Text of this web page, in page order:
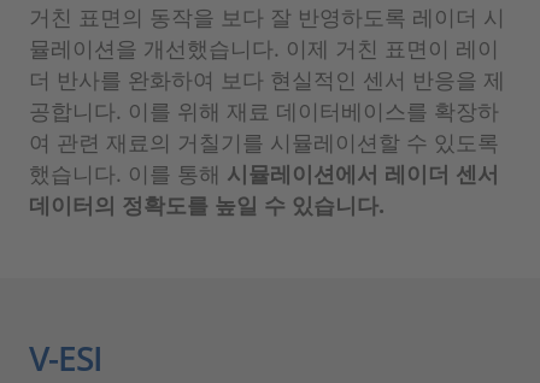
거친 표면의 동작을 보다 잘 반영하도록 레이더 시
뮬레이션을 개선했습니다. 이제 거친 표면이 레이
더 반사를 완화하여 보다 현실적인 센서 반응을 제
공합니다. 이를 위해 재료 데이터베이스를 확장하
여 관련 재료의 거칠기를 시뮬레이션할 수 있도록
했습니다. 이를 통해 시뮬레이션에서 레이더 센서
데이터의 정확도를 높일 수 있습니다.
V-ESI